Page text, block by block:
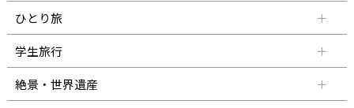
ひとり旅
学生旅行
絶景・世界遺産